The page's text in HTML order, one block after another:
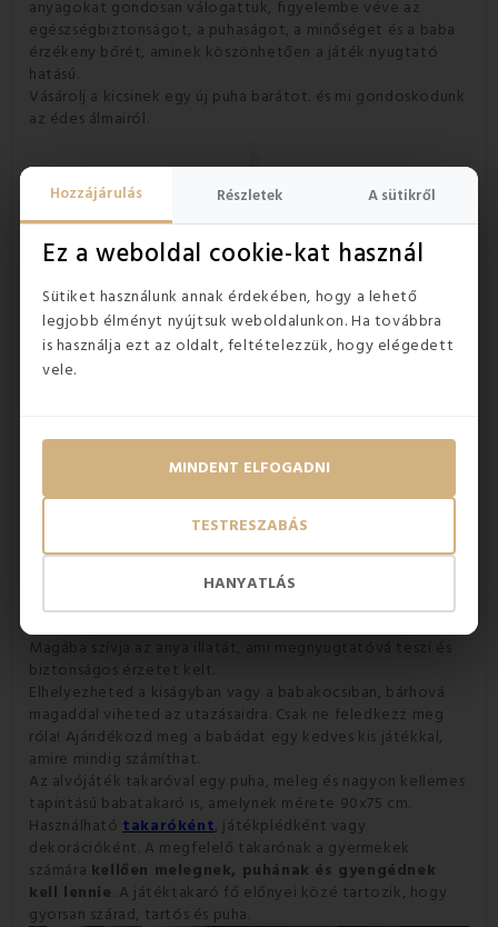
Hozzájárulás Részletek A sütikről
Ez a weboldal cookie-kat használ
Sütiket használunk annak érdekében, hogy a lehető
legjobb élményt nyújtsuk weboldalunkon. Ha továbbra
is használja ezt az oldalt, feltételezzük, hogy elégedett
vele.
HANYATLÁS
TESTRESZABÁS
MINDENT ELFOGADNI
anyagokat gondosan válogattuk, figyelembe véve az
egészségbiztonságot, a puhaságot, a minőséget és a baba
érzékeny bőrét, aminek köszönhetően a játék nyugtató
hatású.
Vásárolj a kicsinek egy új puha barátot. és mi gondoskodunk
az édes álmairól.
Az alvójáték takaróval nem csak egy játék és egy takaró!
Magába szívja az anya illatát, ami megnyugtatóvá teszi és
biztonságos érzetet kelt.
Elhelyezheted a kiságyban vagy a babakocsiban, bárhová
magaddal viheted az utazásaidra. Csak ne feledkezz meg
róla! Ajándékozd meg a babádat egy kedves kis játékkal,
amire mindig számíthat.
Az alvójáték takaróval egy puha, meleg és nagyon kellemes
tapintású babatakaró is, amelynek mérete 90x75 cm.
Használható takaróként, játékplédként vagy
dekorációként. A megfelelő takarónak a gyermekek
számára kellően melegnek, puhának és gyengédnek
kell lennie. A játéktakaró fő előnyei közé tartozik, hogy
gyorsan szárad, tartós és puha.